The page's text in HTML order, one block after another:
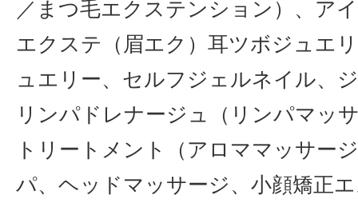
／まつ毛エクステンション）、ア
エクステ（眉エク）耳ツボジュエ
ュエリー、セルフジェルネイル、
リンパドレナージュ（リンパマッ
トリートメント（アロママッサー
パ、ヘッドマッサージ、小顔矯正